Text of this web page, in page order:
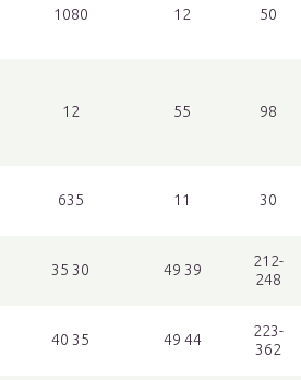
1080 12 50
12 55 98
635 11 30
35 30 49 39
212-
248
40 35 49 44
223-
362